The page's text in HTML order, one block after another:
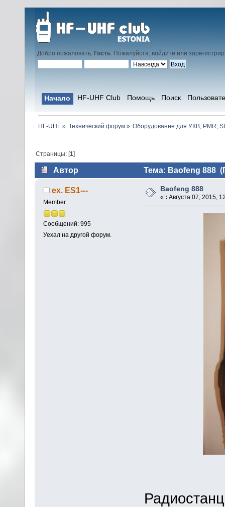
Добро пожаловать, Гость. Пожалуйста, войдите или
Начало HF-UHF Club Помощь Поиск
HF-UHF» Технический форум» Оборудование для УКВ, PMR,
Страницы: [1]
Автор Тема: Baofeng 888
ex. ES1---
Member
Сообщений: 995
Уехал на другой форум.
Baofeng 888
« : Августа 07, 2015,